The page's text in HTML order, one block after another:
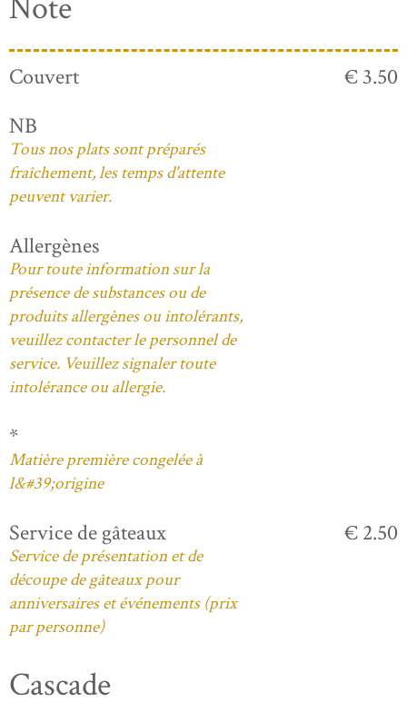
Note
Couvert
€ 3.50
NB
Tous nos plats sont préparés
fraîchement, les temps d'attente
peuvent varier.
Allergènes
Pour toute information sur la
présence de substances ou de
produits allergènes ou intolérants,
veuillez contacter le personnel de
service. Veuillez signaler toute
intolérance ou allergie.
*
Matière première congelée à
l&#39;origine
Service de gâteaux
Service de présentation et de
découpe de gâteaux pour
anniversaires et événements (prix
par personne)
€ 2.50
Cascade